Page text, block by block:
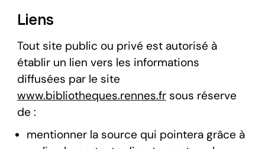
Liens
Tout site public ou privé est autorisé à
établir un lien vers les informations
diffusées par le site
www.bibliotheques.rennes.frsous réserve
de :
mentionner la source qui pointera grâce à